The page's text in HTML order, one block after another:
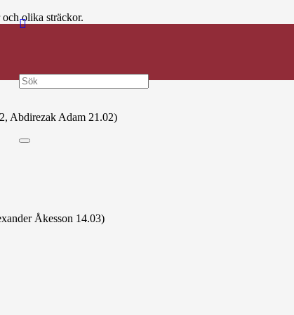
olika sträckor.
6 silver och 3 brons.
Abdirezak Adam 21.02)
Åkesson 14.03)